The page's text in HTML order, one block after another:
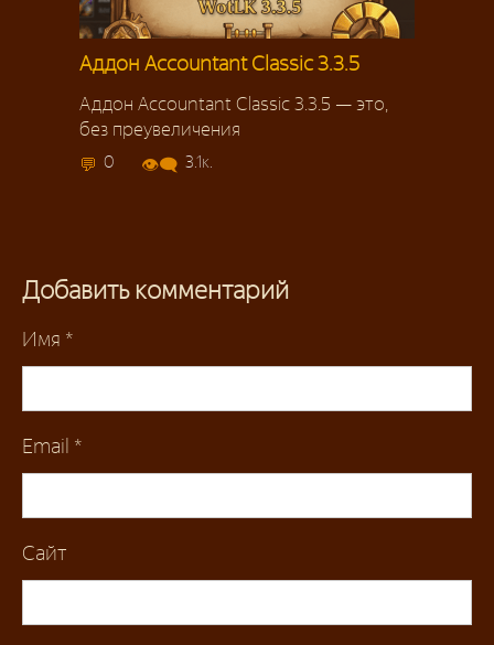
Аддон Accountant Classic 3.3.5
Аддон Accountant Classic 3.3.5 — это,
без преувеличения
0 3.1к.
Добавить комментарий
Имя *
Email *
Сайт